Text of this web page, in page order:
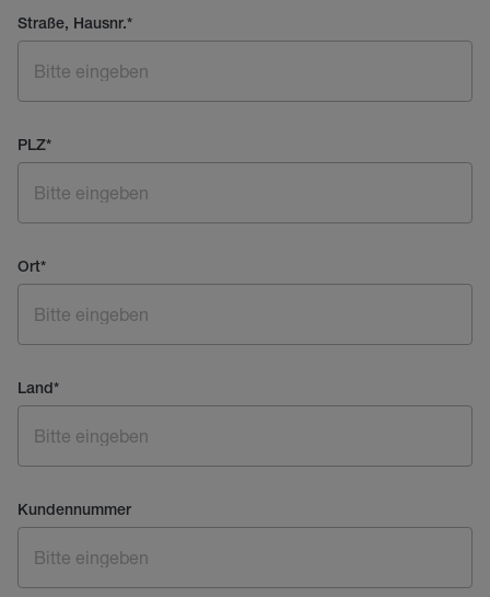
Straße, Hausnr.*
PLZ*
Ort*
Land*
Kundennummer